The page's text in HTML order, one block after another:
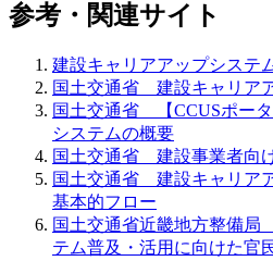
参考・関連サイト
建設キャリアアップシステ
国土交通省 建設キャリア
国土交通省 【CCUSポー
システムの概要
国土交通省 建設事業者向
国土交通省 建設キャリア
基本的フロー
国土交通省近畿地方整備
テム普及・活用に向けた官